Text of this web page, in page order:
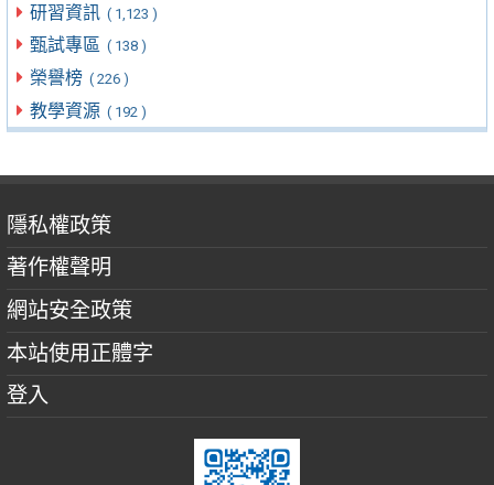
研習資訊 ( 1,123 )
甄試專區 ( 138 )
榮譽榜 ( 226 )
教學資源 ( 192 )
隱私權政策
著作權聲明
網站安全政策
本站使用正體字
登入